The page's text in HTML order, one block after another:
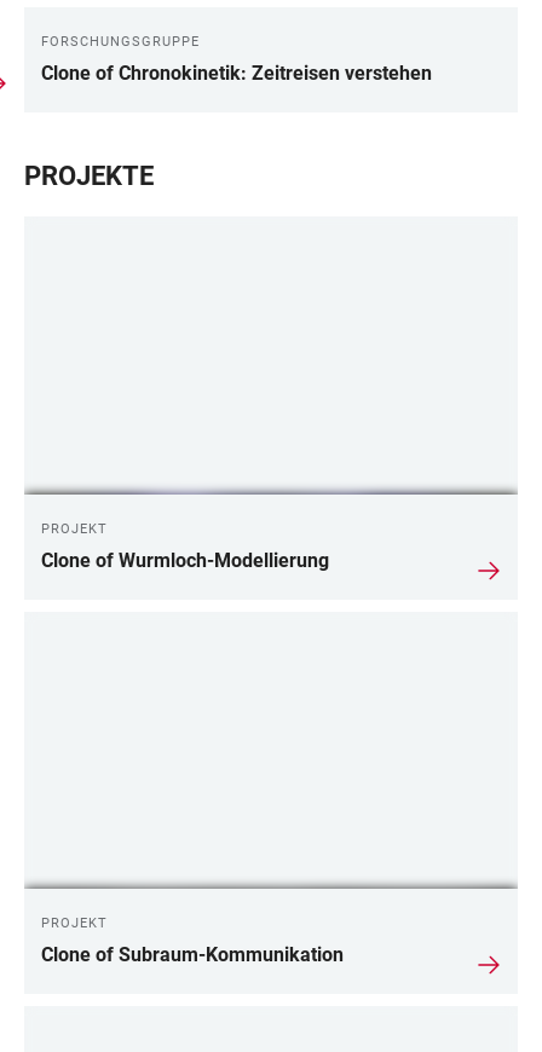
FORSCHUNGSGRUPPE
Clone of Chronokinetik: Zeitreisen verstehen
PROJEKTE
PROJEKT
Clone of Wurmloch-Modellierung
PROJEKT
Clone of Subraum-Kommunikation